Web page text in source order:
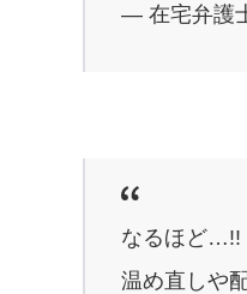
— 在宅弁護
なるほど…!!
温め直しや